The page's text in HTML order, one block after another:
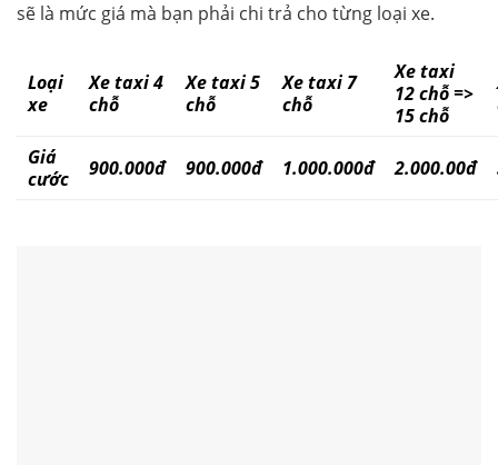
sẽ là mức giá mà bạn phải chi trả cho từng loại xe.
Loại
xe
Xe taxi 4
chỗ
Xe taxi 5
chỗ
Xe taxi 7
chỗ
Xe taxi
12 chỗ =>
15 chỗ
Giá
cước
900.000đ 900.000đ 1.000.000đ 2.000.00đ